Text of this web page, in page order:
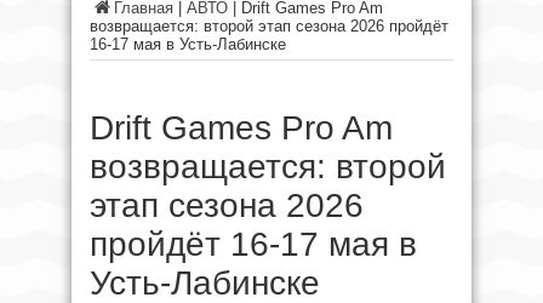
Главная АВТО
Drift Games Pro Am
возвращается: второй этап сезона 2026 пройдёт
16-17 мая в Усть-Лабинске
Drift Games Pro Am
возвращается: второй
этап сезона 2026
пройдёт 16-17 мая в
Усть-Лабинске